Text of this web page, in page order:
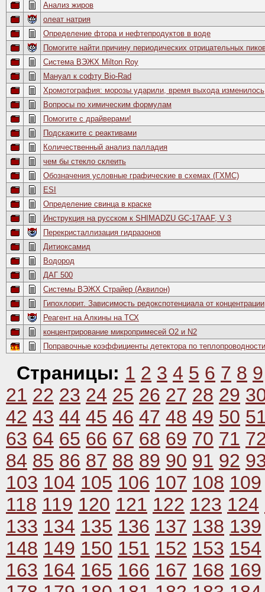
Анализ жиров
олеат натрия
Определение фтора и нефтепродуктов в воде
Помогите найти причину периодических отрицательных
Система ВЭЖХ Milton Roy
Мануал к софту Bio-Rad
Хромотография: морозы ударили, время выхода изменилось
Вопросы по химическим формулам
Помогите с драйверами!
Подскажите с реактивами
Количественный анализ палладия
чем бы стекло склеить
Обозначения условные графические в схемах (ГХМС)
ESI
Определение свинца в краске
Инструкция на русском к SHIMADZU GC-17AAF, V 3
Перекристаллизация гидразонов
Дитиоксамид
Водород
ДАГ 500
Системы ВЭЖХ Страйер (Аквилон)
Гипохлорит. Зависимость редокспотенциала от концентрации
Реагент на Алкины на ТСХ
концентрирование микропримесей О2 и N2
Поправочные коэффициенты детектора по теплопроводности
Страницы: 1 2 3 4 5 6 7 8 9
21 22 23 24 25 26 27 28 29
42 43 44 45 46 47 48 49 50
63 64 65 66 67 68 69 70 71
84 85 86 87 88 89 90 91 92
103 104 105 106 107 108 109
118 119 120 121 122 123 124
133 134 135 136 137 138 139
148 149 150 151 152 153 154
163 164 165 166 167 168 169